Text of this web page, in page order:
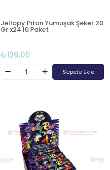
Jellopy Piton Yumuşak Şeker 20
Gr x24 lü Paket
₺126,00
Sepete Ekle